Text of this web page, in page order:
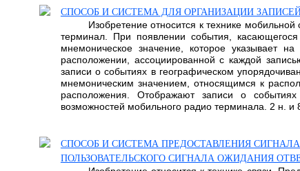
СПОСОБ И СИСТЕМА ДЛЯ ОРГАНИЗАЦИИ
Изобретение относится к технике
терминал. При появлении события,
мнемоническое значение, которое указывает
расположении, ассоциированной с каждой
записи о событиях в географическом
мнемоническим значением, относящимся к
расположения. Отображают записи о
возможностей мобильного радио терминала. 2 н. и
СПОСОБ И СИСТЕМА ПРЕДОСТАВЛЕНИЯ
ПОЛЬЗОВАТЕЛЬСКОГО СИГНАЛА ОЖИДАНИЯ